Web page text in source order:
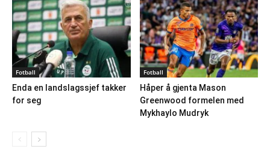
Fotball
Enda en landslagssjef takker
for seg
Fotball
Håper å gjenta Mason
Greenwood formelen med
Mykhaylo Mudryk